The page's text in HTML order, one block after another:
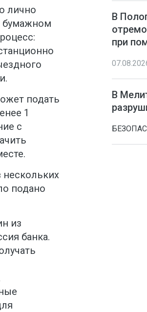
лично
бумажном
подать
1
с
подано
из
банка.
В
при
В